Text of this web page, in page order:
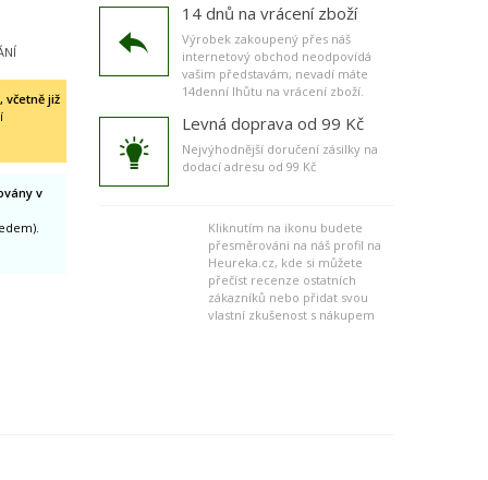
včetně již
v
14 dnů na vrácení zboží
Výrobek zakoupený přes náš
internetový obchod neodpovídá
vašim představám, nevadí máte
14denní lhůtu na vrácení zboží.
Levná doprava od 99 Kč
Nejvýhodnější doručení zásilky na
dodací adresu od 99 Kč
Kliknutím na ikonu budete
přesměrováni na náš profil na
Heureka.cz, kde si můžete
přečíst recenze ostatních
zákazníků nebo přidat svou
vlastní zkušenost s nákupem